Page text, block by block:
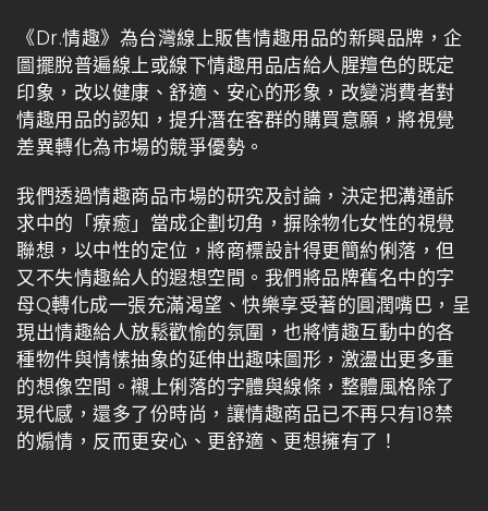
《Dr.情趣》為台灣線上販售情趣用品的新興品牌，企
圖擺脫普遍線上或線下情趣用品店給人腥羶色的既定
印象，改以健康、舒適、安心的形象，改變消費者對
情趣用品的認知，提升潛在客群的購買意願，將視覺
差異轉化為市場的競爭優勢。
我們透過情趣商品市場的研究及討論，決定把溝通訴
求中的「療癒」當成企劃切角，摒除物化女性的視覺
聯想，以中性的定位，將商標設計得更簡約俐落，但
又不失情趣給人的遐想空間。我們將品牌舊名中的字
母Q轉化成一張充滿渴望、快樂享受著的圓潤嘴巴，呈
現出情趣給人放鬆歡愉的氛圍，也將情趣互動中的各
種物件與情愫抽象的延伸出趣味圖形，激盪出更多重
的想像空間。襯上俐落的字體與線條，整體風格除了
現代感，還多了份時尚，讓情趣商品已不再只有18禁
的煽情，反而更安心、更舒適、更想擁有了！